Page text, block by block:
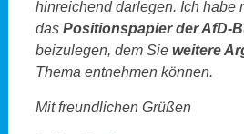
hinreichend darlegen. Ich habe
das Positionspapier der AfD-
beizulegen, dem Sie weitere
Thema entnehmen können.
Mit freundlichen Grüßen